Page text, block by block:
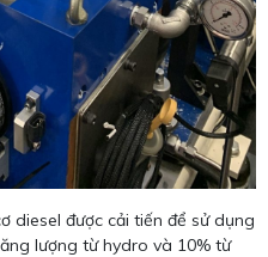
diesel được cải tiến để sử dụng
lượng từ hydro và 10% từ